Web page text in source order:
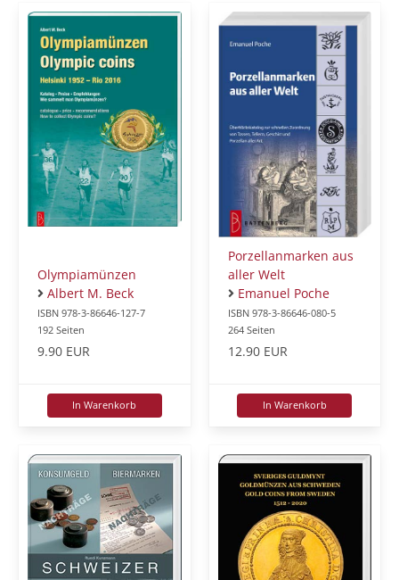
Olympiamünzen
Albert M. Beck
ISBN 978-3-86646-127-7
192 Seiten
9.90 EUR
In Warenkorb
Porzellanmarken aus
aller Welt
Emanuel Poche
ISBN 978-3-86646-080-5
264 Seiten
12.90 EUR
In Warenkorb